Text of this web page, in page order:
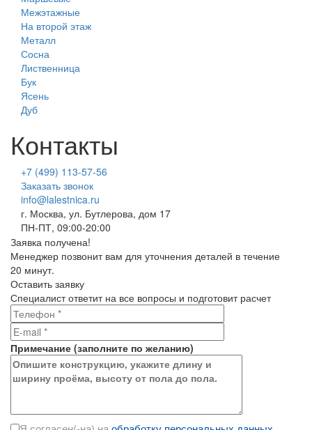
Межэтажные
На второй этаж
Металл
Сосна
Лиственница
Бук
Ясень
Дуб
Контакты
+7 (499) 113-57-56
Заказать звонок
info@lalestnica.ru
г. Москва, ул. Бутлерова, дом 17
ПН-ПТ, 09:00-20:00
Заявка получена!
Менеджер позвонит вам для уточнения деталей в течение
20 минут.
Оставить заявку
Специалист ответит на все вопросы и подготовит расчет
Примечание (заполните по желанию)